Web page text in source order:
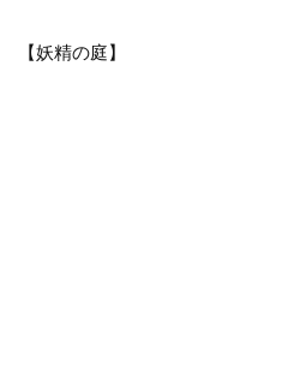
【妖精の庭】